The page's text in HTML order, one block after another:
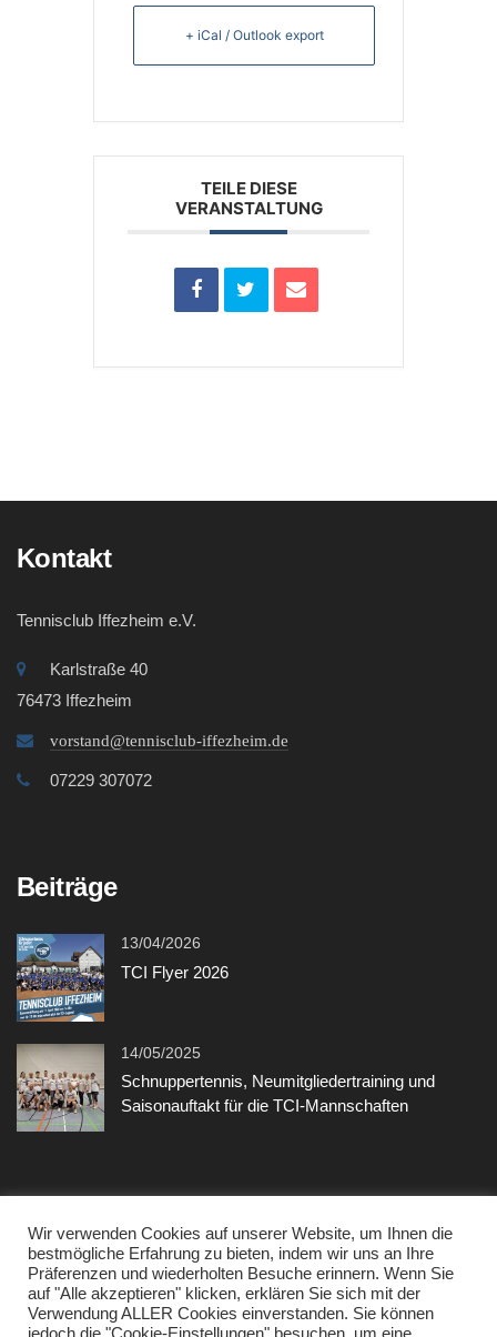
+ iCal / Outlook export
TEILE DIESE
VERANSTALTUNG
Kontakt
Tennisclub Iffezheim e.V.
Karlstraße 40
76473 Iffezheim
vorstand@tennisclub-iffezheim.de
07229 307072
Beiträge
13/04/2026
TCI Flyer 2026
14/05/2025
Schnuppertennis, Neumitgliedertraining und
Saisonauftakt für die TCI-Mannschaften
Sonstiges
Kontakt
Datenschutzerklärung
Wir verwenden Cookies auf unserer Website, um Ihnen die
bestmögliche Erfahrung zu bieten, indem wir uns an Ihre
Präferenzen und wiederholten Besuche erinnern. Wenn Sie
auf "Alle akzeptieren" klicken, erklären Sie sich mit der
Verwendung ALLER Cookies einverstanden. Sie können